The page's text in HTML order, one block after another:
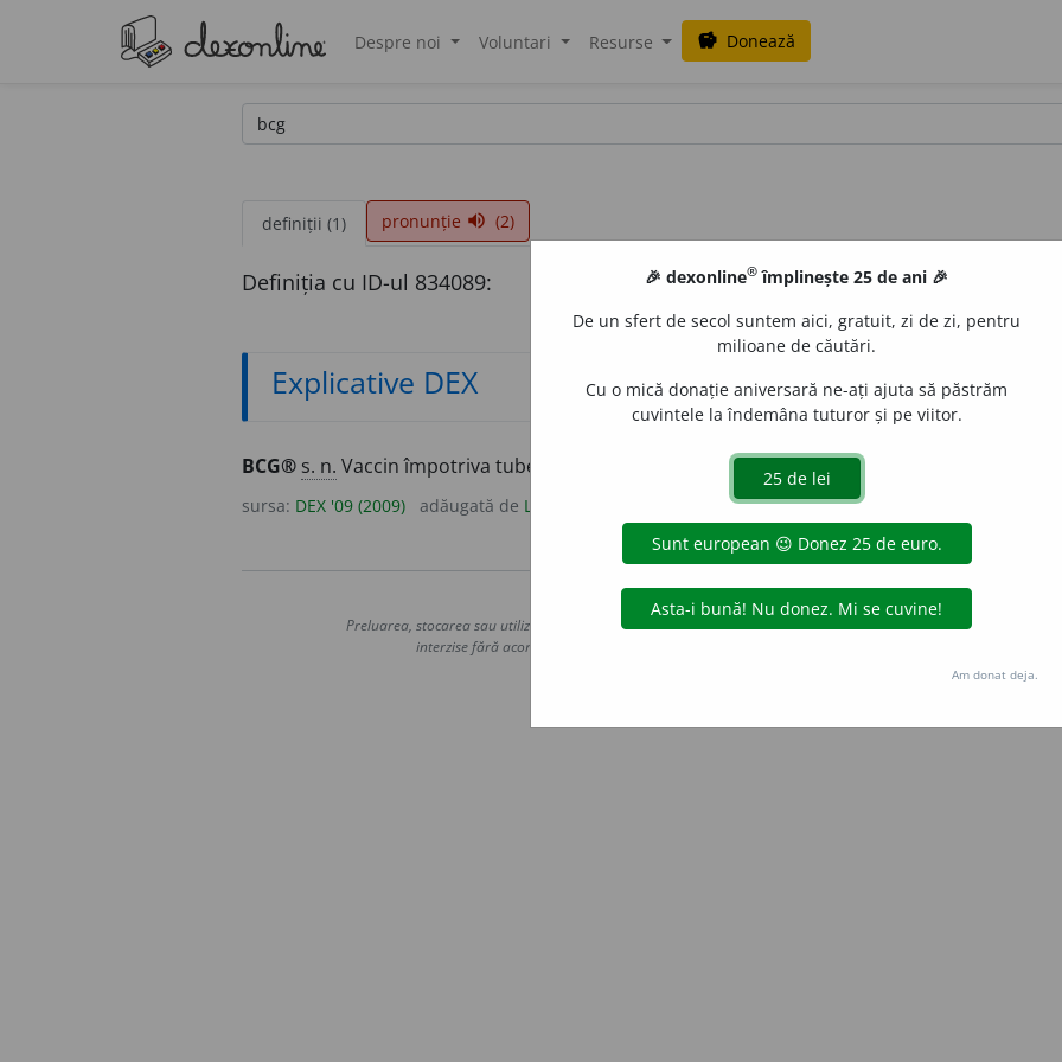
Despre noi Voluntari Resurse savings Donează
definiții (1) pronunție volume_up (2)
Definiția cu ID-ul 834089:
Explicative DEX
BCG® s. n. Vaccin împotriva tuberculozei. [ ] –Abr.din bacile
sursa: DEX '09 (2009) adăugată de LauraGellner
Copyright © 2004-2026 dexonline (https://dexonline.ro)
Preluarea, stocarea sau utilizarea datelor de pe acest site, inclusiv prin orice metode de extragere automată
interzise fără acordul nostru prealabil scris, cu excepția seturilor de date oferite oficial spre utilizare
Hosterion
🎉 dexonline® împlinește 25 de ani 🎉
De un sfert de secol suntem aici, gratuit, zi de zi, pentru
milioane de căutări.
Cu o mică donație aniversară ne-ați ajuta să păstrăm
cuvintele la îndemâna tuturor și pe viitor.
Am donat deja.